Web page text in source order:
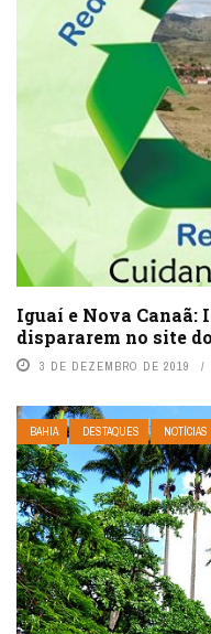
Iguaí e Nova
dispararem no site
3 DE DEZEMBRO DE 2019
BAHIA DESTAQUES NOTÍCIAS